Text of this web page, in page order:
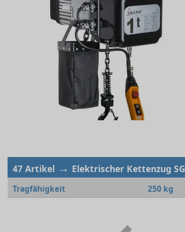
47 Artikel → Elektrischer Kettenzug SG
Tragfähigkeit 250 kg